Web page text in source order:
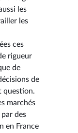
les
les
ces
rigueur
de
de
question.
marchés
des
en France